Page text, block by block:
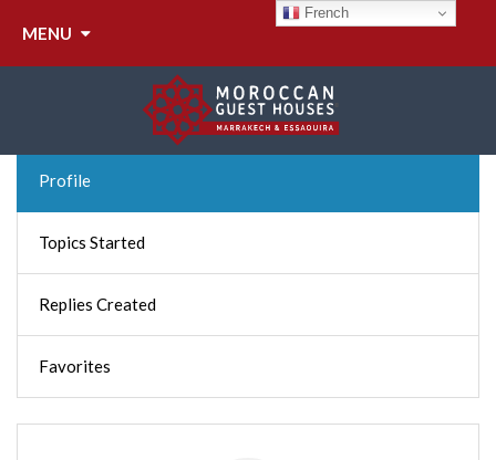
MENU
MON RIAD
MARRAKECH
Profile
Topics Started
Replies Created
Favorites
French